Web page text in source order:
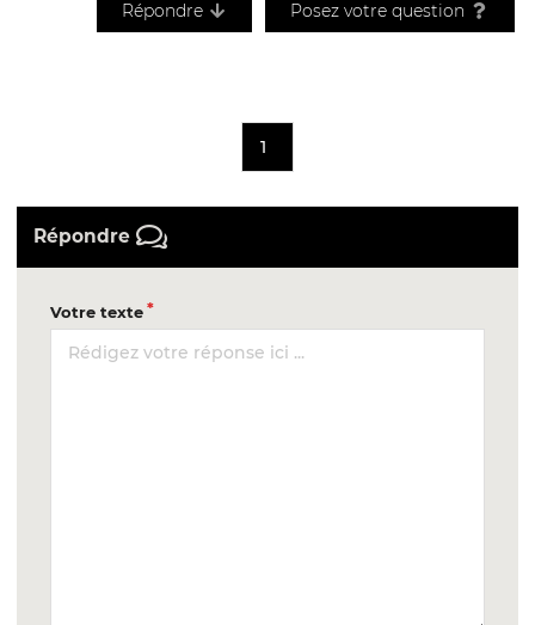
Répondre Posez votre question
1
Répondre
Votre texte